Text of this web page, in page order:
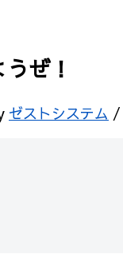
ぜ！
ゼストシステム /